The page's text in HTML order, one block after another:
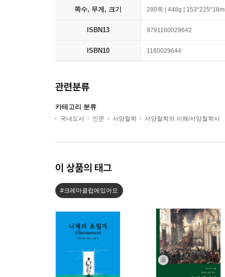
쪽수, 무게, 크기 280쪽 | 448g |
ISBN13 9791160029642
ISBN10 1160029644
관련분류
카테고리 분류
국내도서 인문 서양철학 서양철학의 이해/서양철학사
이 상품의 태그
#크레마클럽에있어요